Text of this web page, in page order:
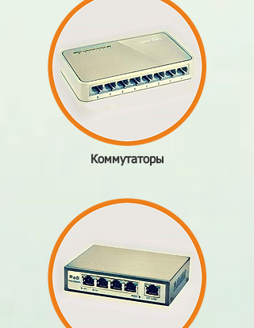
Коммутаторы